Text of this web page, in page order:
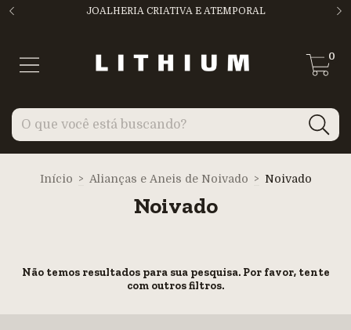
JOALHERIA CRIATIVA E ATEMPORAL
0
Início > Alianças e Aneis de Noivado > Noivado
Noivado
Não temos resultados para sua pesquisa. Por favor, tente
com outros filtros.